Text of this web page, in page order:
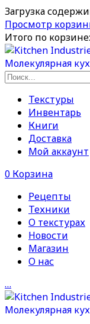
Загрузка
Просмотр
Итого по корзине:
Текстуры
Инвентарь
Книги
Доставка
Мой аккаунт
0 Корзина
Рецепты
Техники
О текстурах
Новости
Магазин
О нас
…